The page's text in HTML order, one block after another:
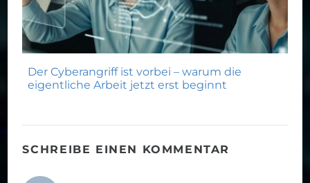
Der Cyberangriff ist vorbei – warum die
eigentliche Arbeit jetzt erst beginnt
SCHREIBE EINEN KOMMENTAR